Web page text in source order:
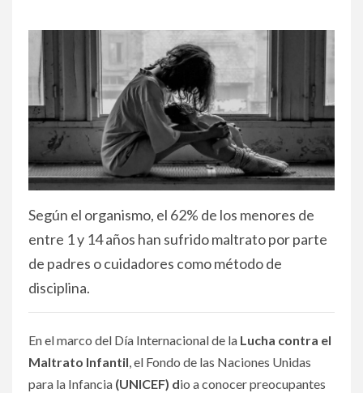
Según el organismo, el 62% de los menores de
entre 1 y 14 años han sufrido maltrato por parte
de padres o cuidadores como método de
disciplina.
En el marco del Día Internacional de la Lucha contra el
Maltrato Infantil, el Fondo de las Naciones Unidas
para la Infancia (UNICEF) dio a conocer preocupantes